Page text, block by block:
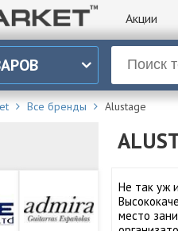
Акции
Все бренды Alustage
Не так уж
место